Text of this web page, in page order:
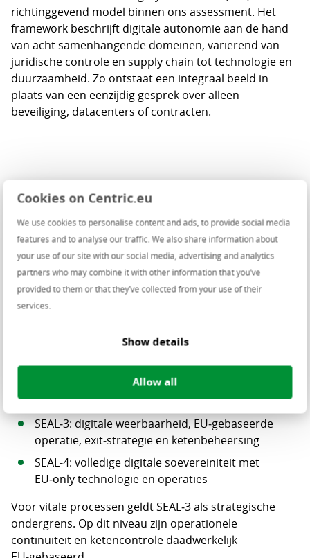
Cookies on Centric.eu
We use cookies to personalise content and ads, to provide social media
features and to analyse our traffic. We also share information about
your use of our site with our social media, advertising and analytics
partners who may combine it with other information that you’ve
provided to them or that they’ve collected from your use of their
services.
Show details
Allow all
richtinggevend model binnen ons assessment. Het
framework beschrijft digitale autonomie aan de hand
van acht samenhangende domeinen, variërend van
juridische controle en supply chain tot technologie en
duurzaamheid. Zo ontstaat een integraal beeld in
plaats van een eenzijdig gesprek over alleen
beveiliging, datacenters of contracten.
De SEAL‑niveaus: objectieve
meetlat voor autonomie
Het CSF wordt vertaald naar de SEAL‑matrix
(Sovereignty Evaluation Assurance Levels). Deze
niveaus maken keuzes over aanschaf, beleid en
SEAL‑0/1: feitelijke afhankelijkheid van non‑EU
jurisdicties
SEAL‑2: datasoevereiniteit via encryptie, maar nog
geen operationele autonomie
SEAL‑3: digitale weerbaarheid, EU‑gebaseerde
operatie, exit‑strategie en ketenbeheersing
SEAL‑4: volledige digitale soevereiniteit met
EU‑only technologie en operaties
Voor vitale processen geldt SEAL‑3 als strategische
ondergrens. Op dit niveau zijn operationele
continuïteit en ketencontrole daadwerkelijk